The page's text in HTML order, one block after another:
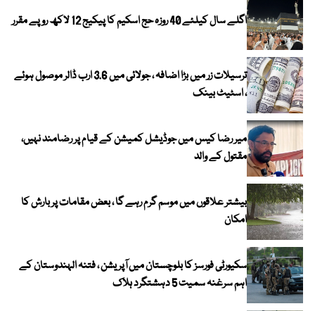
اگلے سال کیلئے 40 روزہ حج اسکیم کا پیکیج 12 لاکھ روپے مقرر
ترسیلات زر میں بڑا اضافہ ، جولائی میں 3.6 ارب ڈالر موصول ہوئے
، اسٹیٹ بینک
میر رضا کیس میں جوڈیشل کمیشن کے قیام پر رضامند نہیں،
مقتول کے والد
بیشتر علاقوں میں موسم گرم رہے گا ، بعض مقامات پر بارش کا
امکان
سکیورٹی فورسز کا بلوچستان میں آپریشن ، فتنہ الہندوستان کے
اہم سرغنہ سمیت 5 دہشتگرد ہلاک